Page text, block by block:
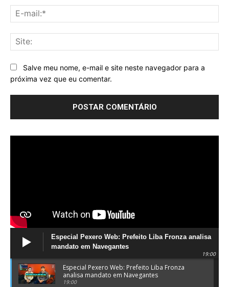
Salve meu nome, e-mail e site neste navegador para a
próxima vez que eu comentar.
Especial Pexero Web: Prefeito Liba Fronza analisa
mandato em Navegantes
19:00
Especial Pexero Web: Prefeito Liba Fronza
analisa mandato em Navegantes
19:00